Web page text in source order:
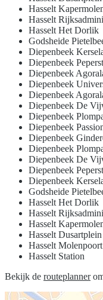
Hasselt
Hasselt
Hasselt Het Dorlik
Godsheide
Diepenbeek
Diepenbeek
Diepenbeek
Diepenbeek
Diepenbeek
Diepenbeek De
Diepenbeek
Diepenbeek
Diepenbeek
Diepenbeek
Diepenbeek De
Diepenbeek
Diepenbeek
Godsheide
Hasselt Het Dorlik
Hasselt
Hasselt
Hasselt Dusartplein
Hasselt
Hasselt Station
Bekijk de routeplanner